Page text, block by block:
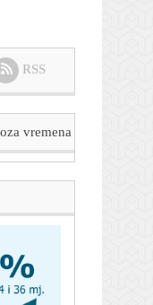
RSS
vremena